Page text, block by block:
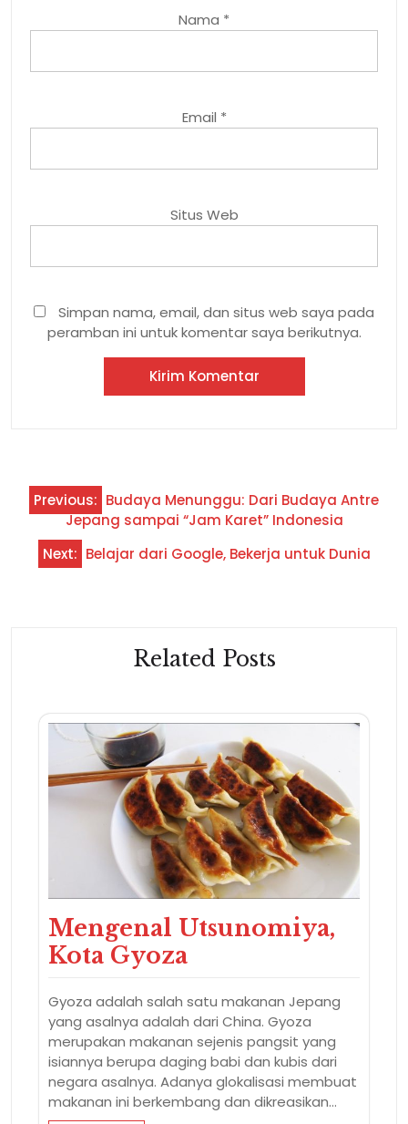
Nama *
Email *
Situs Web
Simpan nama, email, dan situs web saya pada
peramban ini untuk komentar saya berikutnya.
Previous: Budaya Menunggu: Dari Budaya Antre
Jepang sampai “Jam Karet” Indonesia
Next: Belajar dari Google, Bekerja untuk Dunia
Related Posts
Mengenal Utsunomiya,
Kota Gyoza
Gyoza adalah salah satu makanan Jepang
yang asalnya adalah dari China. Gyoza
merupakan makanan sejenis pangsit yang
isiannya berupa daging babi dan kubis dari
negara asalnya. Adanya glokalisasi membuat
makanan ini berkembang dan dikreasikan…